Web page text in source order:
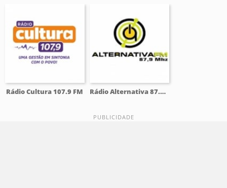
Rádio Cultura 107.9 FM Rádio Alternativa 87.9 FM